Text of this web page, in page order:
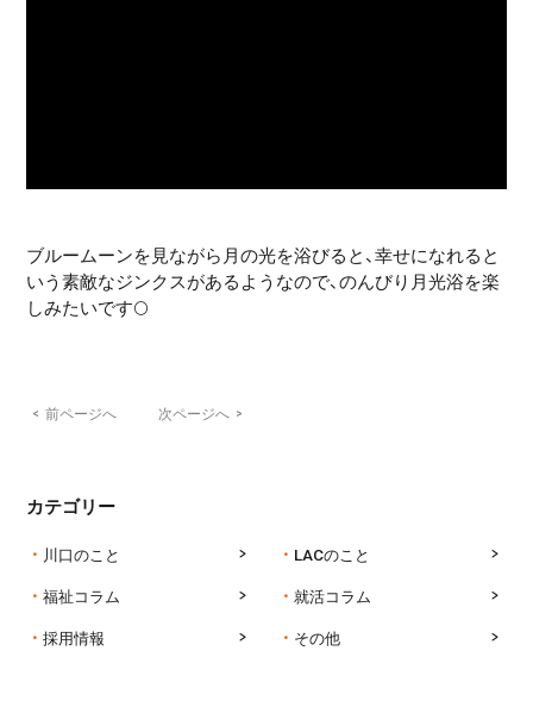
ブルームーンを見ながら月の光を浴びると、幸せになれると
いう素敵なジンクスがあるようなので、のんびり月光浴を楽
しみたいです🌕
< 前ページへ 次ページへ >
カテゴリー
川口のこと
LACのこと
福祉コラム
就活コラム
採用情報
その他